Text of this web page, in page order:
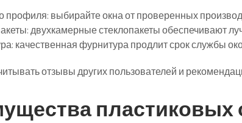
профиля: выбирайте окна от проверенных
двухкамерные стеклопакеты обеспечивают
качественная фурнитура продлит срок службы
отзывы других пользователей и
пластиковых